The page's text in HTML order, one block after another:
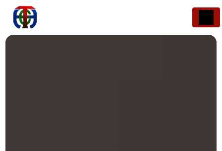
Panneau de gestion des cookies